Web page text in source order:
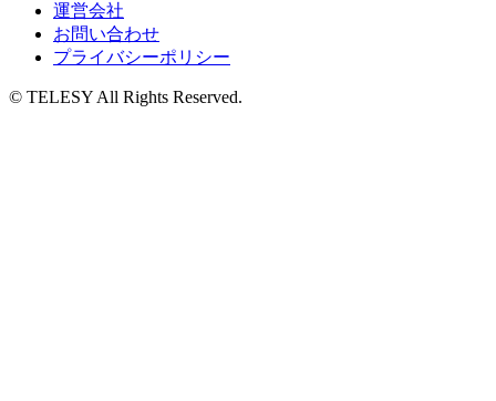
運営会社
お問い合わせ
プライバシーポリシー
© TELESY All Rights Reserved.